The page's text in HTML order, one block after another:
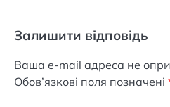
Залишити відповідь
Ваша e-mail адреса не
Обов’язкові поля позначені